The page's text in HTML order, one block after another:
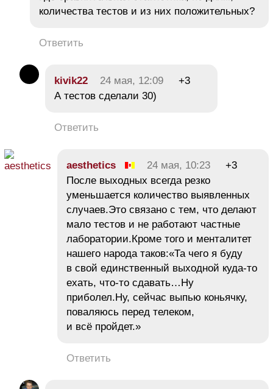
количества тестов и из них положительных?
Ответить
kivik22 24 мая, 12:09
+3
А тестов сделали 30)
Ответить
aesthetics 24 мая, 10:23
+3
После выходных всегда резко
уменьшается количество выявленных
случаев.Это связано с тем, что делают
мало тестов и не работают частные
лаборатории.Кроме того и менталитет
нашего народа таков:«Та чего я буду
в свой единственный выходной куда-то
ехать, что-то сдавать…Ну
приболел.Ну, сейчас выпью коньячку,
поваляюсь перед телеком,
и всё пройдет.»
Ответить